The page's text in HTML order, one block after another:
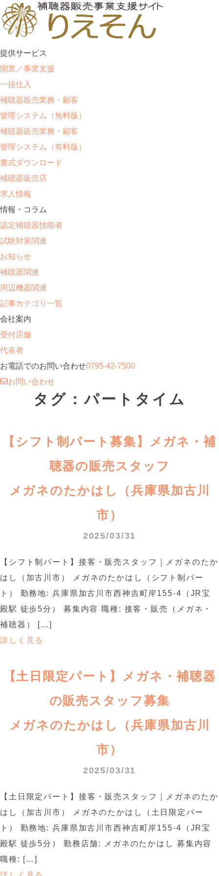
提供サービス
開業／事業支援
一括仕入
補聴器販売業務・顧客
管理システム（無料版）
補聴器販売業務・顧客
管理システム（有料版）
書式ダウンロード
補聴器販売店
求人情報
情報・コラム
認定補聴器技能者
試験対策関連
お知らせ
補聴器関連
周辺機器関連
記事カテゴリ一覧
会社案内
受付店舗
代表者
お電話でのお問い合わせ0795-42-7500
お問い合わせ
タグ：パートタイム
【シフト制パート募集】メガネ・補
聴器の販売スタッフ
メガネのたかはし（兵庫県加古川
市）
2025/03/31
【シフト制パート】接客・販売スタッフ｜メガネのたか
はし（加古川市） メガネのたかはし（シフト制パー
ト） 勤務地: 兵庫県加古川市西神吉町岸155-4（JR宝
殿駅 徒歩5分） 募集内容 職種: 接客・販売（メガネ・
補聴器） […]
詳しく見る
【土日限定パート】メガネ・補聴器
の販売スタッフ募集
メガネのたかはし（兵庫県加古川
市）
2025/03/31
【土日限定パート】接客・販売スタッフ｜メガネのたか
はし（加古川市） メガネのたかはし（土日限定パー
ト） 勤務地: 兵庫県加古川市西神吉町岸155-4（JR宝
殿駅 徒歩5分） 勤務店舗: メガネのたかはし 募集内容
職種: […]